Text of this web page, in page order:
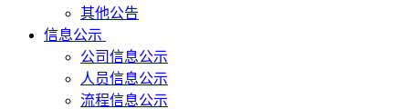
其他公告
信息公示
公司信息公示
人员信息公示
流程信息公示